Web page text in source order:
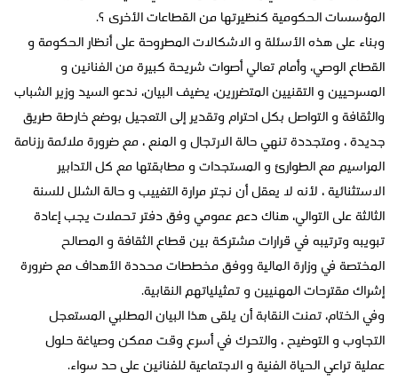
المؤسسات الحكومية كنظيرتها من القطاعات الأخرى ؟.
وبناء على هذه الأسئلة و الاشكالات المطروحة على أنظار الحكومة و
القطاع الوصي، وأمام تعالي أصوات شريحة كبيرة من الفنانين و
المسرحيين و التقنيين المتضررين، يضيف البيان، ندعو السيد وزير الشباب
والثقافة و التواصل بكل احترام وتقدير إلى التعجيل بوضع خارطة طريق
جديدة ، ومتجددة تنهي حالة الارتجال و المنع ، مع ضرورة ملائمة رزنامة
المراسيم مع الطوارئ و المستجدات و مطابقتها مع كل التدابير
الاستثنائية ، لأنه لا يعقل أن نجتر مرارة التغييب و حالة الشلل للسنة
الثالثة على التوالي، هناك دعم عمومي وفق دفتر تحملات يجب إعادة
تبويبه وترتيبه في قرارات مشتركة بين قطاع الثقافة و المصالح
المختصة في وزارة المالية ووفق مخططات محددة الأهداف مع ضرورة
إشراك مقترحات المهنيين و تمثيلياتهم النقابية.
وفي الختام، تمنت النقابة أن يلقى هذا البيان المطلبي المستعجل
التجاوب و التوضيح ، والتحرك في أسرع وقت ممكن وصياغة حلول
عملية تراعي الحياة الفنية و الاجتماعية للفنانين على حد سواء.